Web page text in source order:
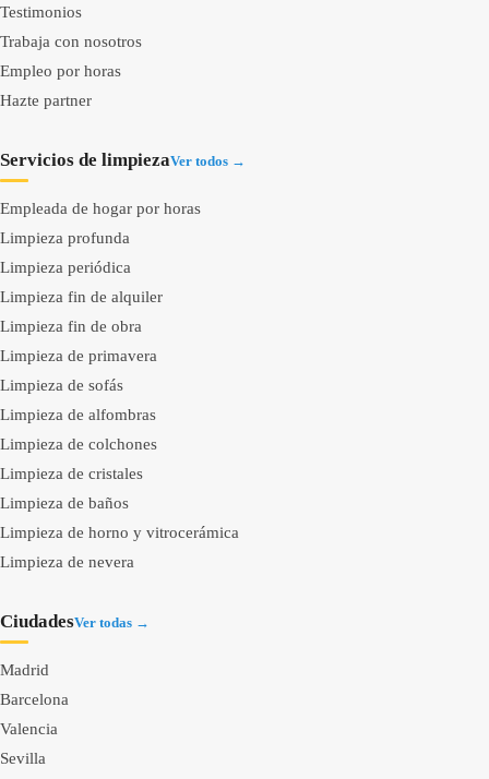
Testimonios
Trabaja con nosotros
Empleo por horas
Hazte partner
Servicios de limpiezaVer todos →
Empleada de hogar por horas
Limpieza profunda
Limpieza periódica
Limpieza fin de alquiler
Limpieza fin de obra
Limpieza de primavera
Limpieza de sofás
Limpieza de alfombras
Limpieza de colchones
Limpieza de cristales
Limpieza de baños
Limpieza de horno y vitrocerámica
Limpieza de nevera
CiudadesVer todas →
Madrid
Barcelona
Valencia
Sevilla